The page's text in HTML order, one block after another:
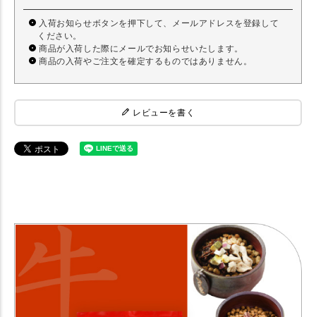
入荷お知らせボタンを押下して、メールアドレスを登録して
ください。
商品が入荷した際にメールでお知らせいたします。
商品の入荷やご注文を確定するものではありません。
レビューを書く